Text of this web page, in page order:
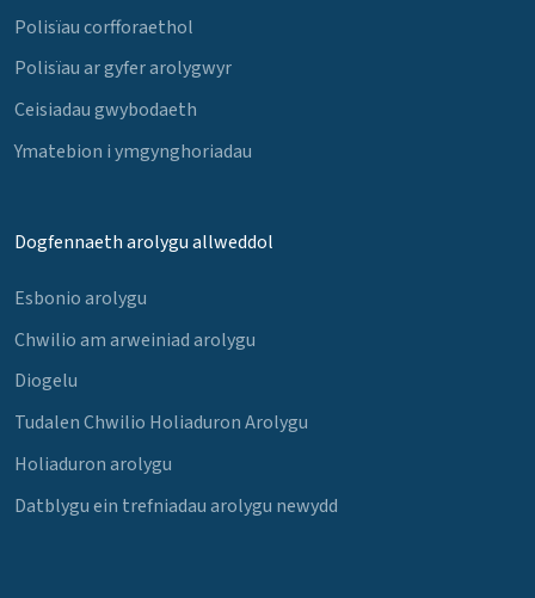
Polisïau corfforaethol
Polisïau ar gyfer arolygwyr
Ceisiadau gwybodaeth
Ymatebion i ymgynghoriadau
Dogfennaeth arolygu allweddol
Esbonio arolygu
Chwilio am arweiniad arolygu
Diogelu
Tudalen Chwilio Holiaduron Arolygu
Holiaduron arolygu
Datblygu ein trefniadau arolygu newydd